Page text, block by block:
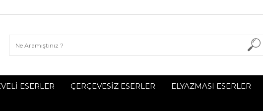
ESERLER ÇERÇEVESİZ ESERLER ELYAZMASI ESERLER